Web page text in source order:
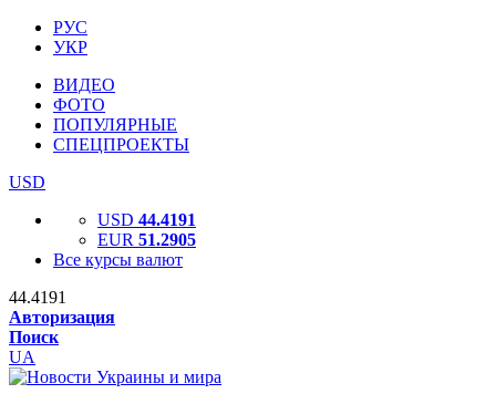
РУС
УКР
ВИДЕО
ФОТО
ПОПУЛЯРНЫЕ
СПЕЦПРОЕКТЫ
USD
USD 44.4191
EUR 51.2905
Все курсы валют
44.4191
Авторизация
Поиск
UA